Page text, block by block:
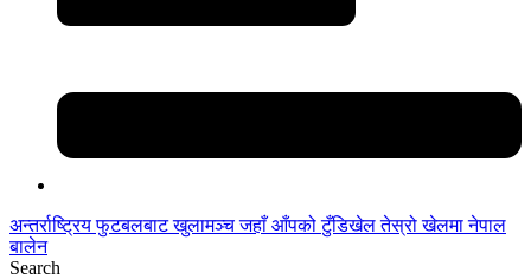
अन्तर्राष्ट्रिय फुटबलबाट खुलामञ्च जहाँ आँपको टुँडिखेल तेस्रो खेलमा नेपाल
बालेन
Search